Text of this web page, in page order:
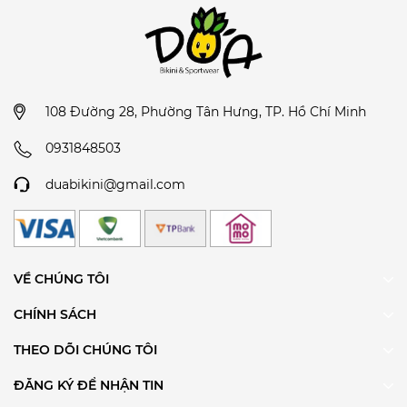
108 Đường 28, Phường Tân Hưng, TP. Hồ Chí Minh
0931848503
duabikini@gmail.com
VỀ CHÚNG TÔI
CHÍNH SÁCH
THEO DÕI CHÚNG TÔI
ĐĂNG KÝ ĐỂ NHẬN TIN